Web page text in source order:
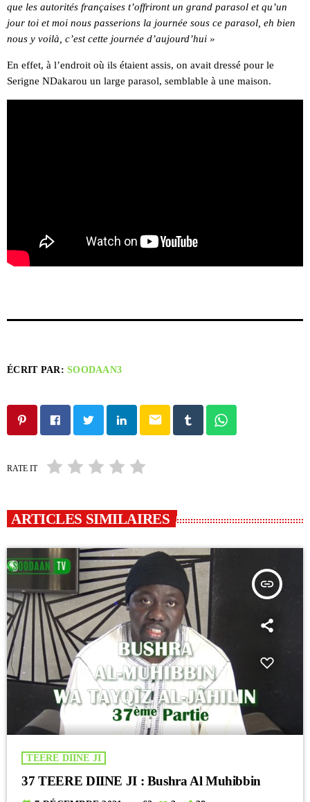
que les autorités françaises t’offriront un grand parasol et qu’un
jour toi et moi nous passerions la journée sous ce parasol, eh bien
nous y voilà, c’est cette journée d’aujourd’hui »
En effet, à l’endroit où ils étaient assis, on avait dressé pour le
Serigne NDakarou un large parasol, semblable à une maison.
ÉCRIT PAR:SOODAAN3
email
RATE IT
ARTICLES SIMILAIRES
insert_link
TEERE DIINE JI
37 TEERE DIINE JI : Bushra Al Muhibbin